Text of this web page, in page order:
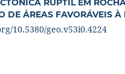
RÚPTIL EM
DE ÁREAS FAVORÁVEIS
10.5380/geo.v53i0.4224